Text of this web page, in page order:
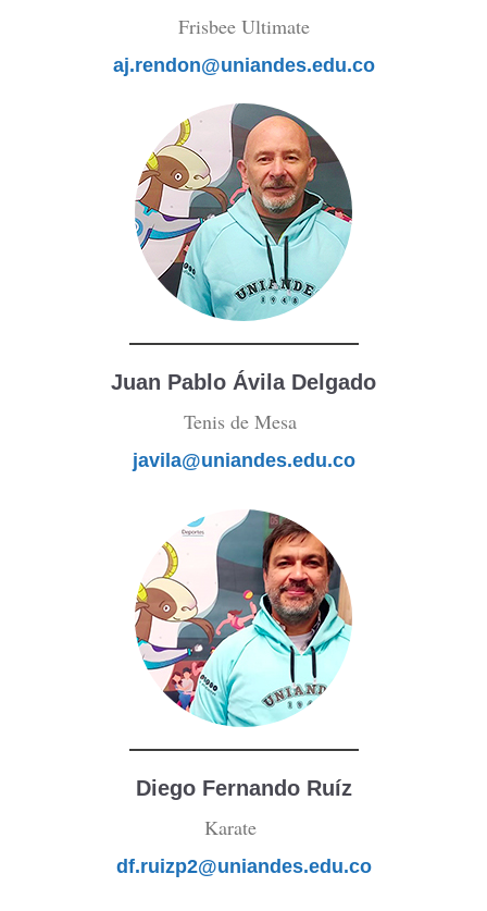
Frisbee Ultimate
aj.rendon@uniandes.edu.co
Juan Pablo Ávila Delgado
Tenis de Mesa
javila@uniandes.edu.co
Diego Fernando Ruíz
Karate
df.ruizp2@uniandes.edu.co